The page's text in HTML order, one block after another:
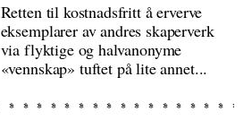
Retten til kostnadsfritt å erverve
eksemplarer av andres skaperverk
via flyktige og halvanonyme
«vennskap» tuftet på lite annet...